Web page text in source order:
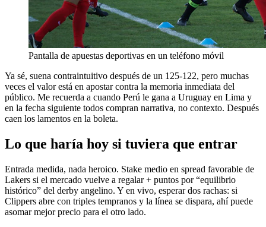
Pantalla de apuestas deportivas en un teléfono móvil
Ya sé, suena contraintuitivo después de un 125-122, pero muchas
veces el valor está en apostar contra la memoria inmediata del
público. Me recuerda a cuando Perú le gana a Uruguay en Lima y
en la fecha siguiente todos compran narrativa, no contexto. Después
caen los lamentos en la boleta.
Lo que haría hoy si tuviera que entrar
Entrada medida, nada heroico. Stake medio en spread favorable de
Lakers si el mercado vuelve a regalar + puntos por “equilibrio
histórico” del derby angelino. Y en vivo, esperar dos rachas: si
Clippers abre con triples tempranos y la línea se dispara, ahí puede
asomar mejor precio para el otro lado.